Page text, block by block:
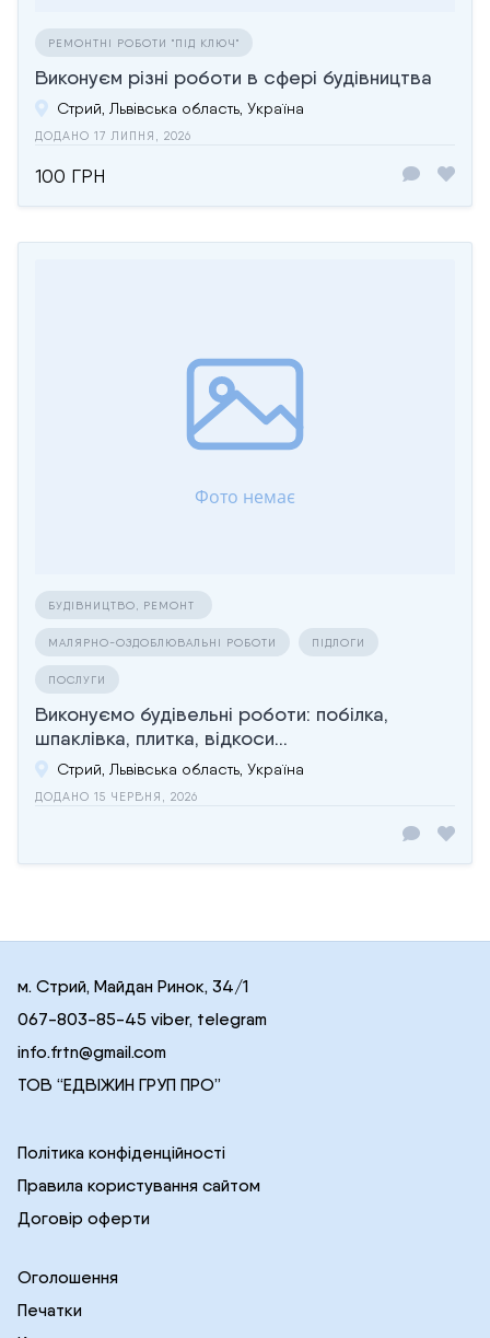
РЕМОНТНІ РОБОТИ "ПІД КЛЮЧ"
Виконуєм різні роботи в сфері будівництва
Стрий, Львівська область, Україна
ДОДАНО 17 ЛИПНЯ, 2026
100 ГРН
БУДІВНИЦТВО, РЕМОНТ
МАЛЯРНО-ОЗДОБЛЮВАЛЬНІ РОБОТИ ПІДЛОГИ
ПОСЛУГИ
Виконуємо будівельні роботи: побілка,
шпаклівка, плитка, відкоси...
Стрий, Львівська область, Україна
ДОДАНО 15 ЧЕРВНЯ, 2026
м. Стрий, Майдан Ринок, 34/1
067-803-85-45 viber, telegram
info.frtn@gmail.com
ТОВ “ЕДВІЖИН ГРУП ПРО”
Політика конфіденційності
Правила користування сайтом
Договір оферти
Оголошення
Печатки